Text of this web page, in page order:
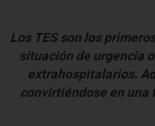
Los TES son los
situación de urgencia
extrahospitalarios.
convirtiéndose en